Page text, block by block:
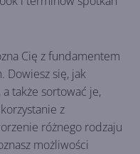
Cię z fundamentem
Dowiesz się, jak
także sortować je,
z
różnego rodzaju
możliwości